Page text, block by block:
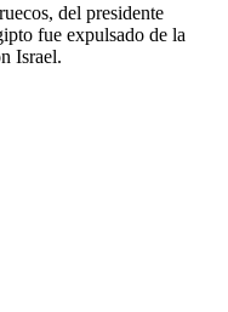
del presidente
fue expulsado de la
Israel.